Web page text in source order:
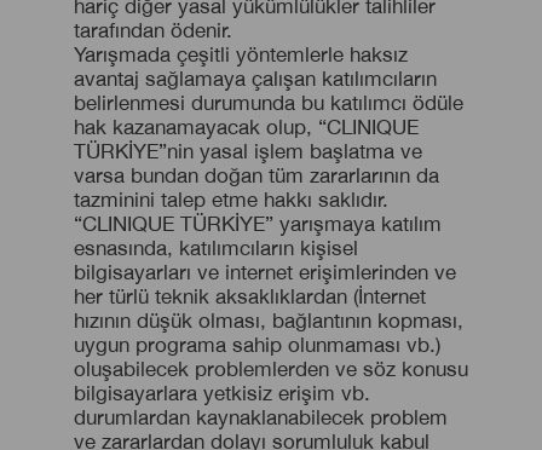
hariç diğer yasal yükümlülükler talihliler
tarafından ödenir.
Yarışmada çeşitli yöntemlerle haksız
avantaj sağlamaya çalışan katılımcıların
belirlenmesi durumunda bu katılımcı ödüle
hak kazanamayacak olup, “CLINIQUE
TÜRKİYE”nin yasal işlem başlatma ve
varsa bundan doğan tüm zararlarının da
tazminini talep etme hakkı saklıdır.
“CLINIQUE TÜRKİYE” yarışmaya katılım
esnasında, katılımcıların kişisel
bilgisayarları ve internet erişimlerinden ve
her türlü teknik aksaklıklardan (İnternet
hızının düşük olması, bağlantının kopması,
uygun programa sahip olunmaması vb.)
oluşabilecek problemlerden ve söz konusu
bilgisayarlara yetkisiz erişim vb.
durumlardan kaynaklanabilecek problem
ve zararlardan dolayı sorumluluk kabul